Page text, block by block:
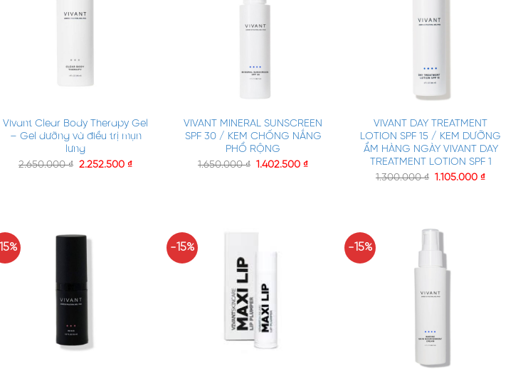
Vivant Clear Body Therapy Gel
– Gel dưỡng và điều trị mụn
lưng
2.650.000₫ 2.252.500₫
VIVANT MINERAL SUNSCREEN
SPF 30 / KEM CHỐNG NẮNG
PHỔ RỘNG
1.650.000₫ 1.402.500₫
VIVANT DAY TREATMENT
LOTION SPF 15 / KEM DƯỠNG
ẨM HÀNG NGÀY VIVANT DAY
TREATMENT LOTION SPF 1
1.300.000₫ 1.105.000₫
-15% -15%